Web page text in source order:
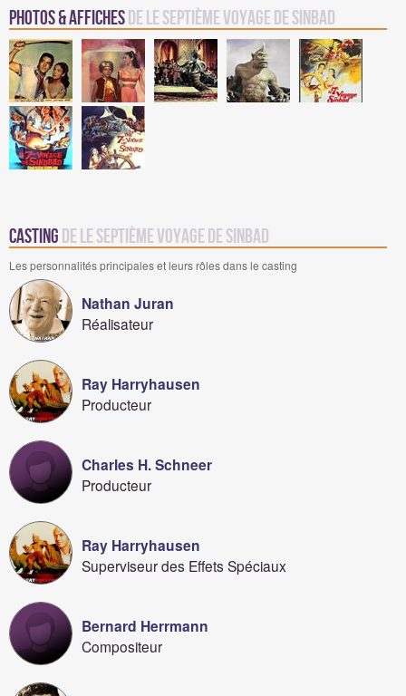
Photos & Affichesde Le Septième Voyage de Sinbad
Casting de Le Septième Voyage de Sinbad
Les personnalités principales et leurs rôles dans le casting
Nathan Juran
Réalisateur
Ray Harryhausen
Producteur
Charles H. Schneer
Producteur
Ray Harryhausen
Superviseur des Effets Spéciaux
Bernard Herrmann
Compositeur